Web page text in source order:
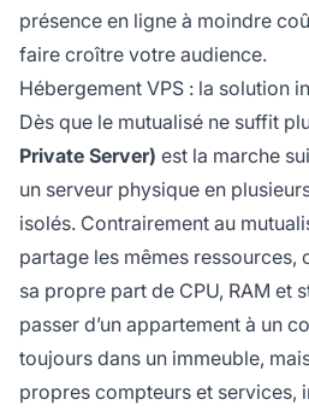
présence en ligne à moindre
faire croître votre audience.
Hébergement VPS : la solution
Dès que le mutualisé ne suffit
Private Server) est la marche
un serveur physique en
isolés. Contrairement au
partage les mêmes ressources,
sa propre part de CPU, RAM et
passer d’un appartement à un
toujours dans un immeuble,
propres compteurs et services,